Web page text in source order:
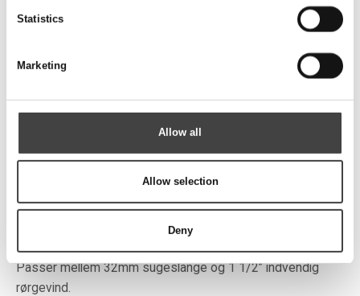
Statistics
Marketing
Allow all
Allow selection
Deny
Passer mellem 32mm sugeslange og 1 1/2” indvendig
rørgevind.